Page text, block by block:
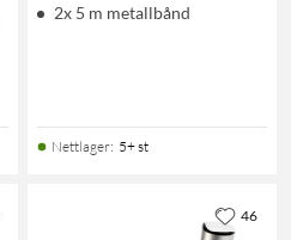
2x 5 m metallbånd
Nettlager: 5+ st
46